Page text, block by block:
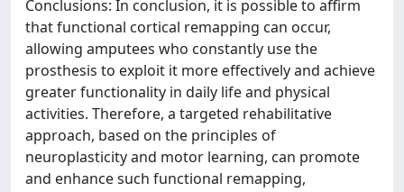
Conclusions: In conclusion, it is possible to affirm
that functional cortical remapping can occur,
allowing amputees who constantly use the
prosthesis to exploit it more effectively and achieve
greater functionality in daily life and physical
activities. Therefore, a targeted rehabilitative
approach, based on the principles of
neuroplasticity and motor learning, can promote
and enhance such functional remapping,